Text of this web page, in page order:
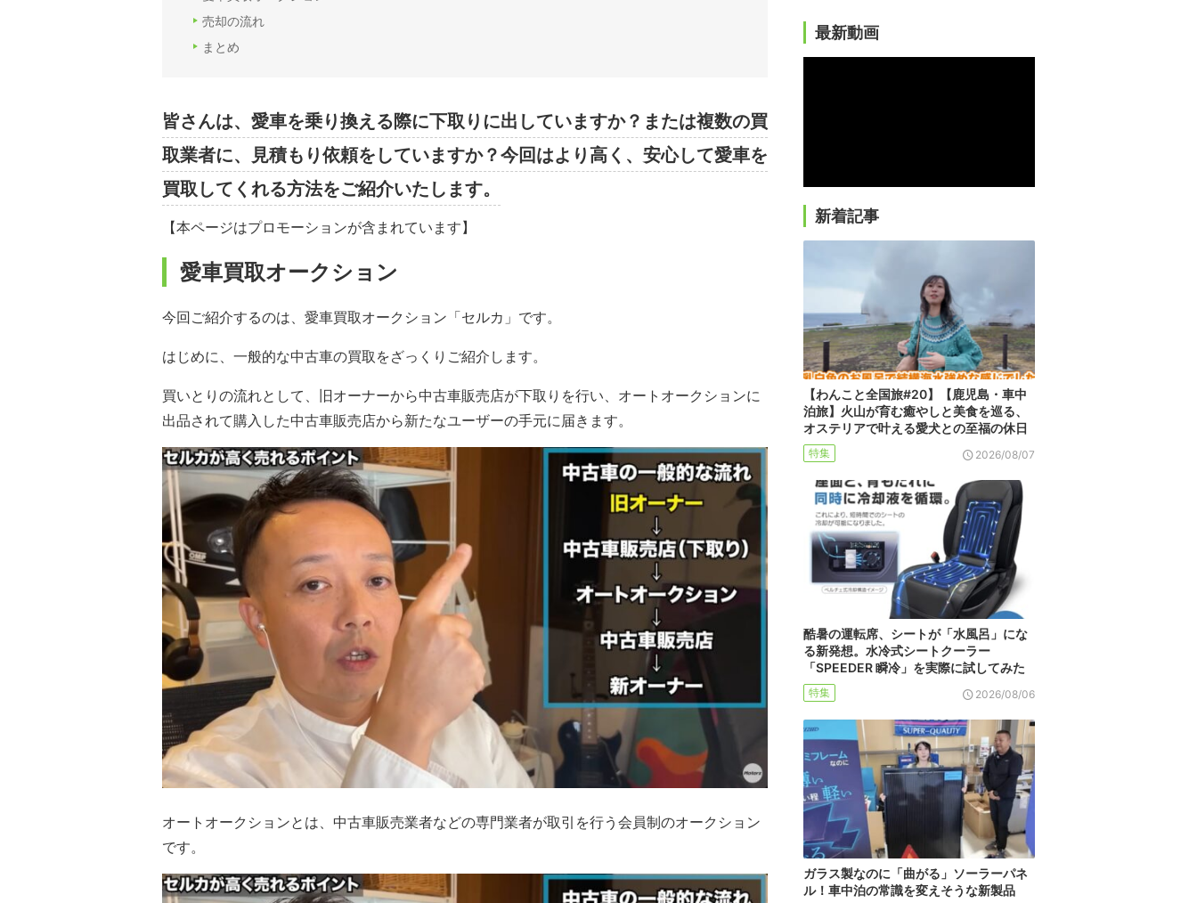
売却の流れ
まとめ
皆さんは、愛車を乗り換える際に下取りに出していますか？または複数の買
取業者に、見積もり依頼をしていますか？今回はより高く、安心して愛車を
買取してくれる方法をご紹介いたします。
【本ページはプロモーションが含まれています】
愛車買取オークション
今回ご紹介するのは、愛車買取オークション「セルカ」です。
はじめに、一般的な中古車の買取をざっくりご紹介します。
買いとりの流れとして、旧オーナーから中古車販売店が下取りを行い、オートオークションに
出品されて購入した中古車販売店から新たなユーザーの手元に届きます。
オートオークションとは、中古車販売業者などの専門業者が取引を行う会員制のオークション
です。
最新動画
新着記事
【わんこと全国旅#20】【鹿児島・車中
泊旅】火山が育む癒やしと美食を巡る、
オステリアで叶える愛犬との至福の休日
特集 2026/08/07
酷暑の運転席、シートが「水風呂」にな
る新発想。水冷式シートクーラー
「SPEEDER 瞬冷」を実際に試してみた
特集 2026/08/06
ガラス製なのに「曲がる」ソーラーパネ
ル！車中泊の常識を変えそうな新製品